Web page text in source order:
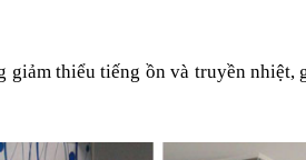
thiểu tiếng ồn và truyền